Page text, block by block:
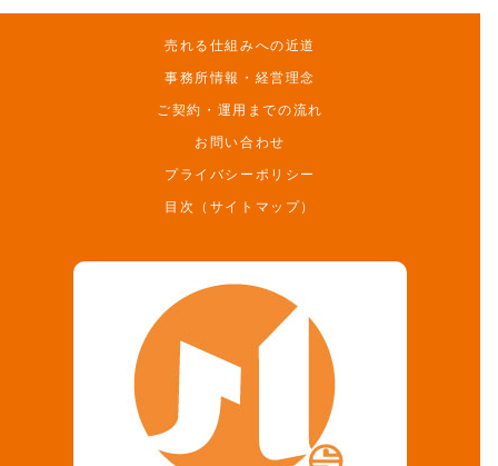
売れる仕組みへの近道
事務所情報・経営理念
ご契約・運用までの流れ
お問い合わせ
プライバシーポリシー
目次（サイトマップ）